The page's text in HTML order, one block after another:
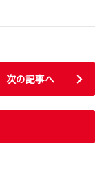
次の記事へ